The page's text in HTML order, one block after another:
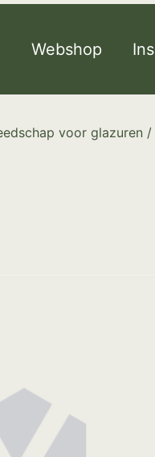
Webshop
voor glazuren /